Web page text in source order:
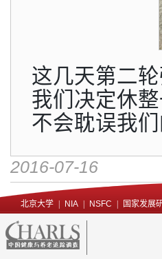
这几天第二
我们决定休
不会耽误我
2016-07-16
北京大学 NIA NSFC 国家发展